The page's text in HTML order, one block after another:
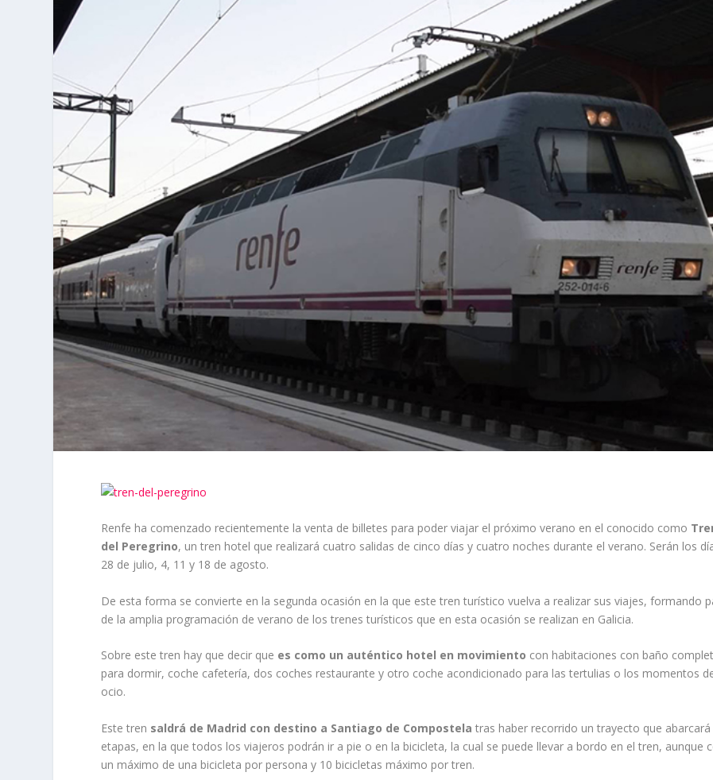
Renfe ha comenzado recientemente la venta de billetes para poder viajar el próximo verano en el conocido como
del Peregrino, un tren hotel que realizará cuatro salidas de cinco días y cuatro noches durante el verano. Serán los
28 de julio, 4, 11 y 18 de agosto.
De esta forma se convierte en la segunda ocasión en la que este tren turístico vuelva a realizar sus viajes, formando
de la amplia programación de verano de los trenes turísticos que en esta ocasión se realizan en Galicia.
Sobre este tren hay que decir que es como un auténtico hotel en movimiento con habitaciones con baño
para dormir, coche cafetería, dos coches restaurante y otro coche acondicionado para las tertulias o los momentos
ocio.
Este tren saldrá de Madrid con destino a Santiago de Compostela tras haber recorrido un trayecto que abarcará
etapas, en la que todos los viajeros podrán ir a pie o en la bicicleta, la cual se puede llevar a bordo en el tren, aunque
un máximo de una bicicleta por persona y 10 bicicletas máximo por tren.